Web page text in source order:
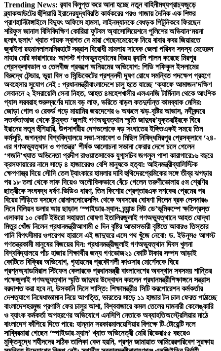
Trending News: র‍্যাব বিলুপ্ত করে আনা হচ্ছে নতুন বাহিনীমধ্যপ্রাচ্যজুড়ে
ব্ল্যাকআউটের হুঁশিয়ারি ইরানেরযুদ্ধবিরতি কার্যকরের পরও গাজায় দৈনিক এক শিশুর
প্রাণহানিটাঙ্গাইলে বিদ্যুৎ অফিসে হামলা, লাইনম্যানকে বেধড়ক পিটুনিকবে ফিরছেন
শরিফুল জানাল বিসিবিদক্ষিণ কোরিয়া ফুটবল অ্যাসোসিয়েশনে পুলিশের অভিযান‘ময়না
ছলাৎ ছলাৎ’ খ্যাত গায়ক স্বাগত দে মারা গেছেনমেয়েকে নিয়ে বাবার কবর জিয়ারতে
জুবাইদা রহমানলালমনিরহাটে সন্ত্রাস বিরোধী মামলায় সাবেক জেলা পরিষদ সদস্য মেহেরুন
নাহার মেরি কারাগারে৫ আগস্ট গণঅভ্যুত্থানের বিজয় র‍্যালি পালন করেছে মিরপুর
প্রেসক্লাবডাল ও তেলবীজ প্রকল্পে অনিয়মের অভিযোগ: পিডি শফিকুল ইসলামের
বিরুদ্ধে টেন্ডার, ভুয়া বিল ও সিন্ডিকেটের প্রশ্ননদী দূষণ রোধে সমন্বিত পদক্ষেপ গ্রহণে
অবহেলার সুযোগ নেই : প্রধানমন্ত্রীবাংলাদেশে চালু হতে যাচ্ছে ‘ক্যাফে আমাজন’দক্ষিণ
লেবাননে ২ ইসরায়েলি সেনা নিহত, আহত ৪মহেশখালীর এলএনজি টার্মিনাল থেকে আংশিক
গ্যাস সরবরাহ শুরুস্বর্ণের দামে বড় লাফ, ভরিতে বাড়ল কতদুর্দান্ত কামব্যাক মেসির:
জোড়া গোল ও রেকর্ড গড়ে মায়ামির জয়দেশের ৬ অঞ্চলে ঝড়-বৃষ্টির আভাস, নদীবন্দরে
সতর্কতাআজ থেকে উন্মুক্ত ‘জুলাই গণঅভ্যুত্থান স্মৃতি জাদুঘর’যুক্তরাষ্ট্রকে ঘিরে
ইরানের নতুন হুঁশিয়ারি, উপসাগরীয় দেশগুলোকে বড় সংঘাতের ইঙ্গিতএকই সময়ে তিন
কর্মসূচি, জগন্নাথ বিশ্ববিদ্যালয়ে সভা-সমাবেশ ও মিছিল নিষিদ্ধমিরপুর প্রেসক্লাবে ‘২৪-
এর গণঅভ্যুত্থান ও গণতন্ত্র’ শীর্ষক আলোচনা সভানা ফেরার দেশে চলে গেলেন
‘গজনি’খ্যাত অভিনেতা প্রদীপ রাওয়াতসাবেক যুগ্মসচিব জগলুল পাশা কারাগারে১৬ বছরে
ক্রসফায়ারের নামে সাড়ে ৪ হাজারেরও বেশি মানুষকে হত্যা: আইনমন্ত্রীব্যালিস্টিক
ক্ষেপণাস্ত্র দিয়ে সৌদি তেল ট্যাংকারে হামলার দাবি হুথিদেরপ্রেমিকের সঙ্গে তীব্র ঝগড়ার
পর ১৮ তলা থেকে লাফ দিয়েও অলৌকিকভাবে বেঁচে গেলেন তরুণীভোলায় ৫ম শ্রেণির
ছাত্রীকে সংঘবদ্ধ ধর্ষণ-ভিডিও ধারণ, তিন কিশোর গ্রেপ্তারএক দশকের প্রেমের পর
বিয়ের পিঁড়িতে বসছেন রোনালদোরেসলিং থেকে অবসরের ঘোষণা দিলেন ব্রক লেসনার৬
দিনে বিলিয়ন ডলার আয় ছাড়াল ‘স্পাইডার-ম্যান: ব্র্যান্ড নিউ ডে’ভূমিকম্পে ক্ষতিগ্রস্ত
এলাকায় ১০ কোটি ইউরো সহায়তা ঘোষণা ইতালিরজুলাই গণঅভ্যুত্থানে আহত যোদ্ধা
মিতুর খোঁজ নিলেন প্রধানমন্ত্রীআগামী ৫ দিন বৃষ্টির আভাসভারী বৃষ্টিতে আবারও তিস্তার
পানি বিপৎসীমার ওপরেপথ হারালে এই জাদুঘরে এসে পথ খুঁজে নেবো: ড. ইউনূস৫ আগস্ট
গণতন্ত্রকামী মানুষের বিজয়ের দিন: প্রধানমন্ত্রীজুলাই গণঅভ্যুত্থান দিবস খুলনা
বিশ্ববিদ্যালয়ে পাঁচ হাজার শিক্ষার্থীর জন্য গণভোজ২১ কোটি টাকার সম্পদ আড়াই
কোটিতে বিক্রির অভিযোগ, গৃহায়নের প্রকৌশলী কাওসার মোর্শেদকে ঘিরে
প্রশ্নঅ্যাডমিরাল স্টিফেন কেলারকে প্রধানমন্ত্রী বাংলাদেশের অবস্থান সবসময় শান্তির
পক্ষেজুলাই গণঅভ্যুত্থান স্মৃতি জাদুঘর উদ্বোধন করলেন প্রধানমন্ত্রীশিক্ষাঙ্গনে সন্ত্রাস
বরদাশত করা হবে না, উসকানি দিলে শাস্তি: শিক্ষামন্ত্রী৪ সিটি করপোরেশন কর্মকর্তার
দেশত্যাগে নিষেধাজ্ঞামান নিয়ে আপত্তি, ভারতের সাড়ে ১১ হাজার টন চাল ফেরত পাঠাচ্ছে
বাংলাদেশহরমুজ প্রণালি ফের চালুর আশা, বিশ্ববাজারে কমল তেলের দামনারী কেলেঙ্কারি
ও ব্যাংক কর্মকর্তা অপহরণের অভিযোগে এনসিপি নেতাকে অব্যাহতিঅস্ট্রেলিয়ার মাঠে
বাংলাদেশ কাঁপিয়ে দিতে পারে: হান্নান সরকারমালয়েশিয়ার বিপক্ষে টি-টোয়েন্টি দলে
সাব্বিরমারা গেছেন ‘স্পাইডার-ম্যান’ খ্যাত অভিনেত্রী মেরি রিভেরা৫৫ বছরেও
মুক্তিযুদ্ধে শহীদদের সঠিক তালিকা কেন হয়নি, প্রশ্ন জামায়াত আমিরেরপরিবেশ সুরক্ষায়